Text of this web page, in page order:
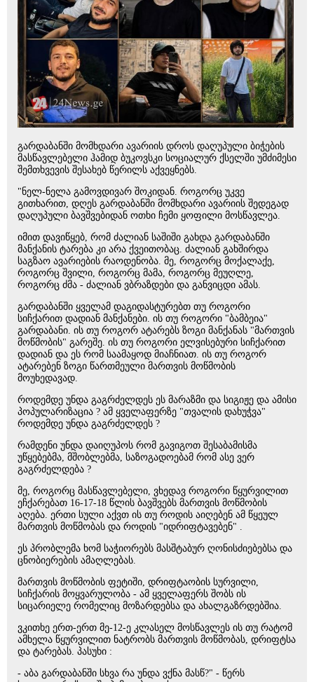
გარდაბანში მომხდარი ავარიის დროს დაღუპული ბიჭების
მასწავლებელი ჰამიდ ბუკოვსკი სოციალურ ქსელში უმძიმესი
შემთხვევის შესახებ წერილს აქვეყნებს.
"ნელ-ნელა გამოვდივარ შოკიდან. როგორც უკვე
გითხარით, დღეს გარდაბანში მომხდარი ავარიის შედეგად
დაღუპული ბავშვებიდან ოთხი ჩემი ყოფილი მოსწავლეა.
იმით დავიწყებ, რომ ძალიან საშიში გახდა გარდაბანში
მანქანის ტარება კი არა ქვეითობაც. ძალიან გახშირდა
საგზაო ავარიების რაოდენობა. მე, როგორც მოქალაქე,
როგორც შვილი, როგორც მამა, როგორც მეუღლე,
როგორც ძმა - ძალიან ვბრაზდები და განვიცდი ამას.
გარდაბანში ყველამ დაგიდასტურებთ თუ როგორი
სიჩქარით დადიან მანქანები. ის თუ როგორი "ბამბეია"
გარდაბანი. ის თუ როგორ ატარებს ზოგი მანქანას "მართვის
მოწმობის" გარეშე. ის თუ როგორი ელვისებური სიჩქარით
დადიან და ეს რომ საამაყოდ მიაჩნიათ. ის თუ როგორ
ატარებენ ზოგი წართმეული მართვის მოწმობის
მოუხედავად.
როდემდე უნდა გაგრძელდეს ეს მარაზმი და სიგიჟე და ამისი
პოპულარიზაცია ? ამ ყველაფერზე "თვალის დახუჭვა"
როდემდე უნდა გაგრძელდეს ?
რამდენი უნდა დაიღუპოს რომ გავიგოთ შესაბამისმა
უწყებებმა, მშობლებმა, საზოგადოებამ რომ ასე ვერ
გაგრძელდება ?
მე, როგორც მასწავლებელი, ვხედავ როგორი წყურვილით
ეჩქარებათ 16-17-18 წლის ბავშვებს მართვის მოწმობის
აღება. ერთი სული აქვთ ის თუ როდის აიღებენ ამ წყეულ
მართვის მოწმობას და როდის "იდრიფტავებენ" .
ეს პრობლემა ხომ საჭიორებს მასშტაბურ ღონისძიებებსა და
ცნობიერების ამაღლებას.
მართვის მოწმობის ფეტიში, დრიფტაობის სურვილი,
სიჩქარის მოყვარულობა - ამ ყველაფერს შობს ის
სიცარიელე რომელიც მოზარდებსა და ახალგაზრდებშია.
ვკითხე ერთ-ერთ მე-12-ე კლასელ მოსწავლეს ის თუ რატომ
ამხელა წყურვილით ნატრობს მართვის მოწმობას, დრიფტსა
და ტარებას. პასუხი :
- აბა გარდაბანში სხვა რა უნდა ვქნა მასწ?" - წერს